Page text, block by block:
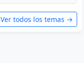
Ver todos los temas →